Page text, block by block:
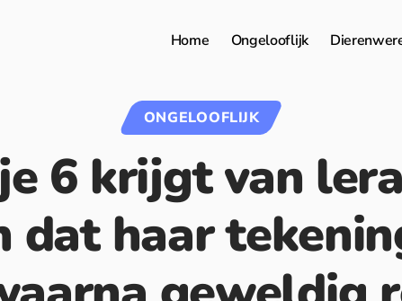
Home Ongelooflijk
ONGELOOFLIJK
6 krijgt van
dat haar